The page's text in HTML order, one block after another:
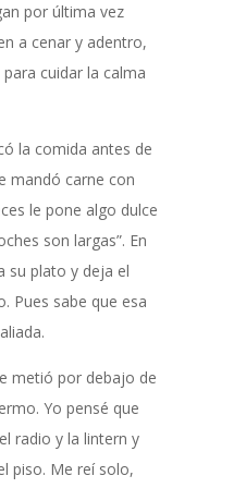
por última vez
a cenar y adentro,
cuidar la calma
la comida antes de
mandó carne con
le pone algo dulce
son largas”. En
su plato y deja el
Pues sabe que esa
metió por debajo de
Yo pensé que
radio y la lintern y
piso. Me reí solo,